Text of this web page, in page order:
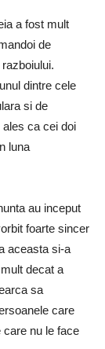
a fost mult
de
dintre cele
si de
ales ca cei doi
luna
au inceput
foarte sincer
aceasta si-a
decat a
sa
care
care nu le face